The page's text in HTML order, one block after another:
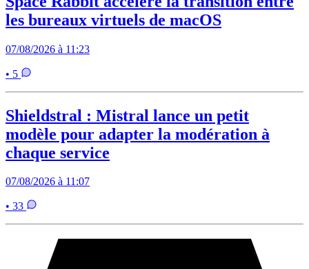
les bureaux virtuels de macOS
07/08/2026 à 11:23
• 5
Shieldstral : Mistral lance un petit
modèle pour adapter la modération à
chaque service
07/08/2026 à 11:07
• 33